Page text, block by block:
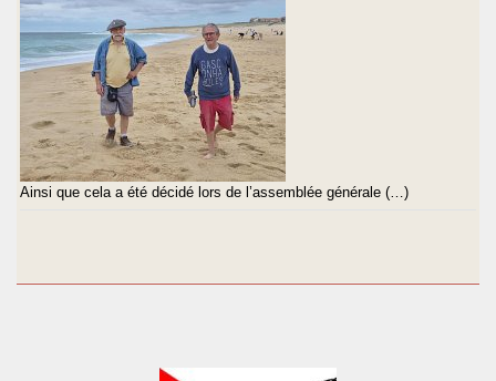
Ainsi que cela a été décidé lors de l’assemblée générale (…)